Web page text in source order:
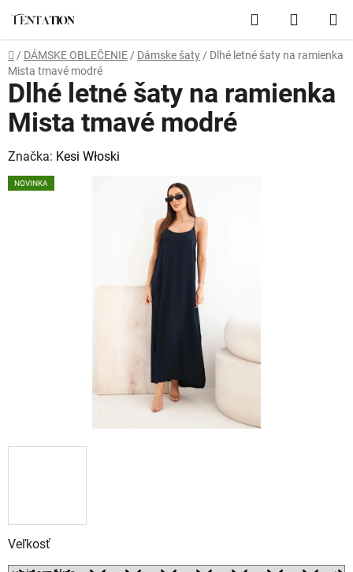
obsah
Hľadať
KOŠÍK
Domov
/ DÁMSKE OBLEČENIE / Dámske šaty / Dlhé letné šaty na ramienka
Mista tmavé modré
Veľkosť
Dlhé letné šaty na ramienka
Mista tmavé modré
Značka: Kesi Włoski
NOVINKA